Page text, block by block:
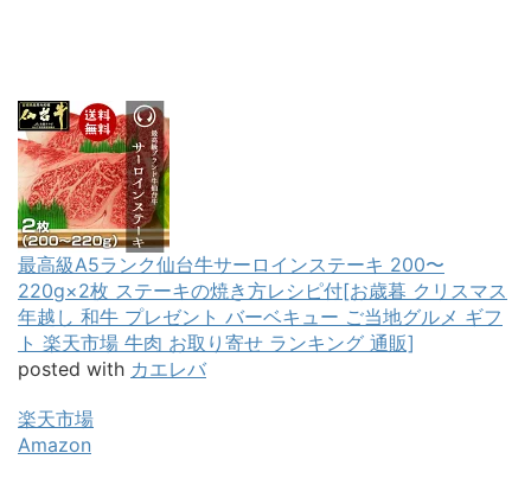
最高級A5ランク仙台牛サーロインステーキ 200〜
220g×2枚 ステーキの焼き方レシピ付[お歳暮 クリスマス
年越し 和牛 プレゼント バーベキュー ご当地グルメ ギフ
ト 楽天市場 牛肉 お取り寄せ ランキング 通販]
posted with カエレバ
楽天市場
Amazon